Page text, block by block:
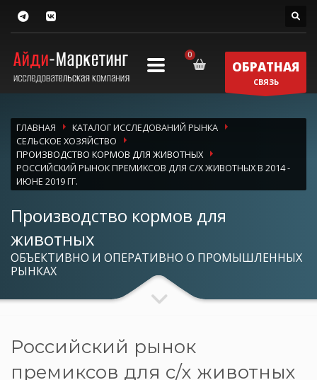
ОБРАТНАЯ
СВЯЗЬ
ГЛАВНАЯ
КАТАЛОГ ИССЛЕДОВАНИЙ РЫНКА
СЕЛЬСКОЕ ХОЗЯЙСТВО
ПРОИЗВОДСТВО КОРМОВ ДЛЯ ЖИВОТНЫХ
РОССИЙСКИЙ РЫНОК ПРЕМИКСОВ ДЛЯ С/Х ЖИВОТНЫХ В 2014 -
ИЮНЕ 2019 ГГ.
Производство кормов для
животных
ОБЪЕКТИВНО И ОПЕРАТИВНО О ПРОМЫШЛЕННЫХ
РЫНКАХ
Российский рынок
премиксов для с/х животных